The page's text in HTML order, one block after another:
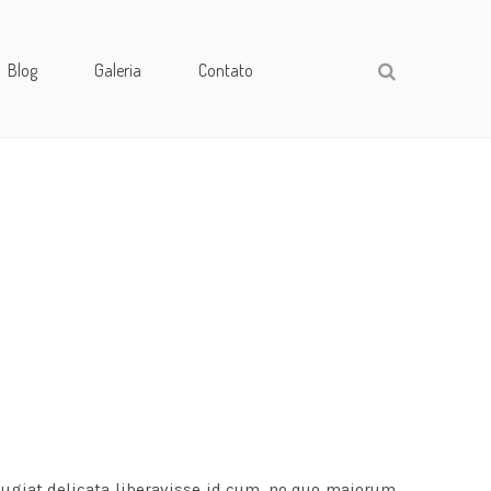
Blog Galeria Contato